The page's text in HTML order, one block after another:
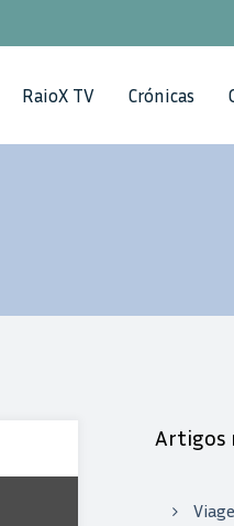
RaioX TV Crónicas
Artigos